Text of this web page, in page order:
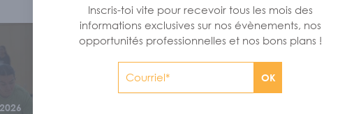
Inscris-toi vite pour recevoir tous les mois des
informations exclusives sur nos évènements, nos
opportunités professionnelles et nos bons plans !
OK